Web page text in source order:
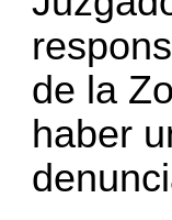
de la
haber